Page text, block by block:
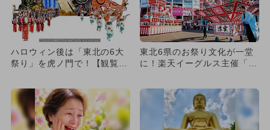
ハロウィン後は「東北の6大
祭り」を虎ノ門で！【観覧募
東北6県のお祭り文化が一堂
に！楽天イーグルス主催「ろ